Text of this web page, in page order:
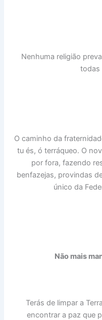
Nenhuma religião
todas
O caminho da
tu és, ó terráqueo. O
por fora, fazendo
benfazejas, provindas
único da
Não mais
Terás de limpar a
encontrar a paz que